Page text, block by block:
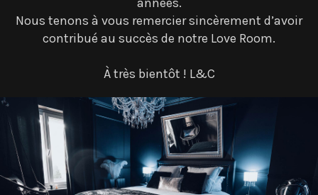
Nous tenons à vous remercier sincèrement d’avoir
contribué au succès de notre Love Room.
À très bientôt ! L&C